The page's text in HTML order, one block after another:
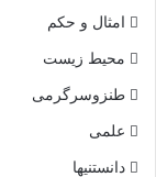
امثال و حکم
محیط زیست
طنزوسرگرمی
علمی
دانستنیها